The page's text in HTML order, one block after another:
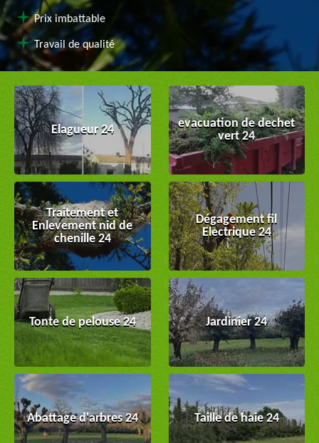
Prix imbattable
Travail de qualité
Elagueur 24
evacuation de dechet
vert 24
Traitement et
Enlevement nid de
chenille 24
Dégagement fil
Electrique 24
Tonte de pelouse 24 Jardinier 24
Abattage d'arbres 24 Taille de haie 24